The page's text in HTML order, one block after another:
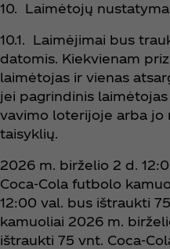
10. Laimėtojų
10.1. Laimėjimai bus
datomis. Kiekvienam
laimėtojas ir vienas
jei pagrindinis
vavimo loterijoje arba jo
taisyklių.
2026 m. birželio 2 d.
Coca‑Cola futbolo
12:00 val. bus ištraukti
kamuoliai 2026 m.
ištraukti 75 vnt.